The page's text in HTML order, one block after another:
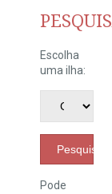
Escolha
uma ilha:
Pesquisar
Pode